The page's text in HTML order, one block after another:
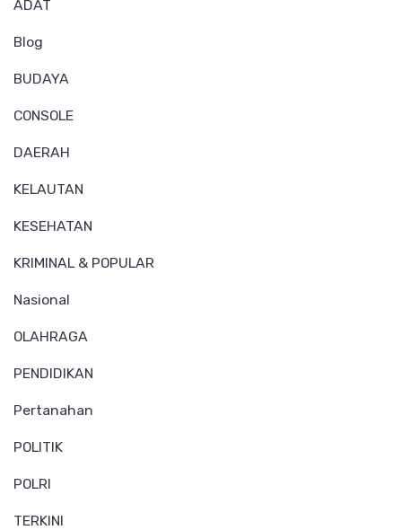
ADAT
Blog
BUDAYA
CONSOLE
DAERAH
KELAUTAN
KESEHATAN
KRIMINAL & POPULAR
Nasional
OLAHRAGA
PENDIDIKAN
Pertanahan
POLITIK
POLRI
TERKINI